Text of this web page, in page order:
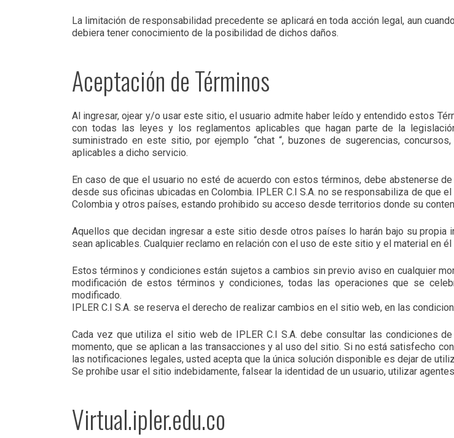
La limitación de responsabilidad precedente se aplicará en toda acción legal, aun
debiera tener conocimiento de la posibilidad de dichos daños.
Aceptación de Términos
Al ingresar, ojear y/o usar este sitio, el usuario admite haber leído y entendido estos
con todas las leyes y los reglamentos aplicables que hagan parte de la
suministrado en este sitio, por ejemplo “chat “, buzones de sugerencias,
aplicables a dicho servicio.
En caso de que el usuario no esté de acuerdo con estos términos, debe abstenerse
desde sus oficinas ubicadas en Colombia. IPLER C.I S.A. no se responsabiliza de que
Colombia y otros países, estando prohibido su acceso desde territorios donde su
Aquellos que decidan ingresar a este sitio desde otros países lo harán bajo su
sean aplicables. Cualquier reclamo en relación con el uso de este sitio y el material en
Estos términos y condiciones están sujetos a cambios sin previo aviso en cualquier
modificación de estos términos y condiciones, todas las operaciones que se
modificado.
IPLER C.I S.A. se reserva el derecho de realizar cambios en el sitio web, en las
Cada vez que utiliza el sitio web de IPLER C.I S.A. debe consultar las condiciones
momento, que se aplican a las transacciones y al uso del sitio. Si no está satisfecho
las notificaciones legales, usted acepta que la única solución disponible es dejar de
Se prohíbe usar el sitio indebidamente, falsear la identidad de un usuario, utilizar
Virtual.ipler.edu.co